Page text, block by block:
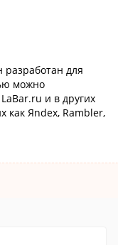
разработан для
можно
и в других
как Яndex, Rambler,